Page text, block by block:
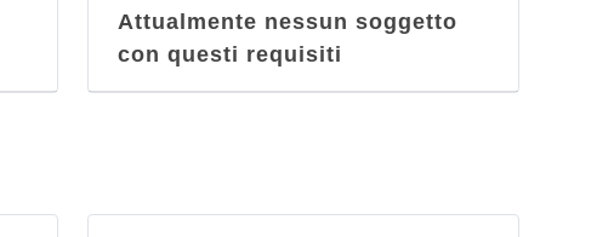
Attualmente nessun soggetto
con questi requisiti